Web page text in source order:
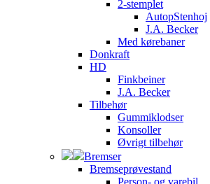
2-stemplet
AutopStenhoj
J.A. Becker
Med kørebaner
Donkraft
HD
Finkbeiner
J.A. Becker
Tilbehør
Gummiklodser
Konsoller
Øvrigt tilbehør
Bremser
Bremseprøvestand
Person- og varebil